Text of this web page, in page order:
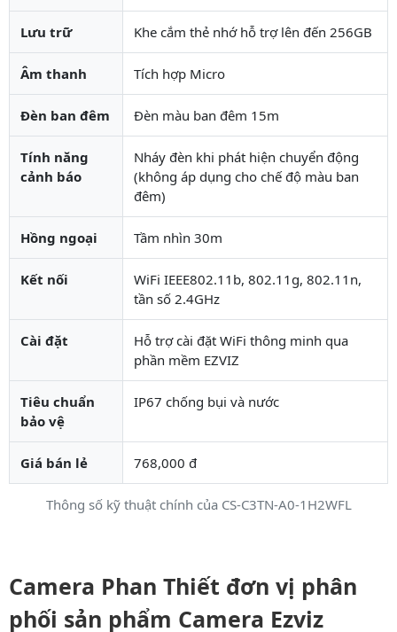
Thông số kỹ thuật chính của CS-C3TN-A0-1H2WFL
Lưu trữ Khe cắm thẻ nhớ hỗ trợ lên đến 256GB
Âm thanh Tích hợp Micro
Đèn ban đêm Đèn màu ban đêm 15m
Tính năng
cảnh báo
Nháy đèn khi phát hiện chuyển động
(không áp dụng cho chế độ màu ban
đêm)
Hồng ngoại Tầm nhìn 30m
Kết nối
WiFi IEEE802.11b, 802.11g, 802.11n,
tần số 2.4GHz
Cài đặt
Hỗ trợ cài đặt WiFi thông minh qua
phần mềm EZVIZ
Tiêu chuẩn
bảo vệ
IP67 chống bụi và nước
Giá bán lẻ 768,000 đ
Camera Phan Thiết đơn vị phân
phối sản phẩm Camera Ezviz